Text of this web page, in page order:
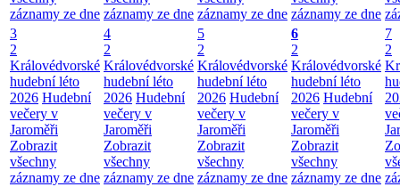
záznamy ze dne záznamy ze dne záznamy ze dne záznamy ze dne
3
2
Královédvorské
hudební léto
2026 Hudební
večery v
Jaroměři
Zobrazit
všechny
záznamy ze dne
4
2
Královédvorské
hudební léto
2026 Hudební
večery v
Jaroměři
Zobrazit
všechny
záznamy ze dne
5
2
Královédvorské
hudební léto
2026 Hudební
večery v
Jaroměři
Zobrazit
všechny
záznamy ze dne
6
2
Královédvorské
hudební léto
2026 Hudební
večery v
Jaroměři
Zobrazit
všechny
záznamy ze dne
7
2